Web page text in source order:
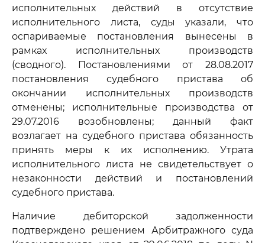
исполнительных действий в отсутствие
исполнительного листа, суды указали, что
оспариваемые постановления вынесены в
рамках исполнительных производств
(сводного). Постановлениями от 28.08.2017
постановления судебного пристава об
окончании исполнительных производств
отменены; исполнительные производства от
29.07.2016 возобновлены; данный факт
возлагает на судебного пристава обязанность
принять меры к их исполнению. Утрата
исполнительного листа не свидетельствует о
незаконности действий и постановлений
судебного пристава.
Наличие дебиторской задолженности
подтверждено решением Арбитражного суда